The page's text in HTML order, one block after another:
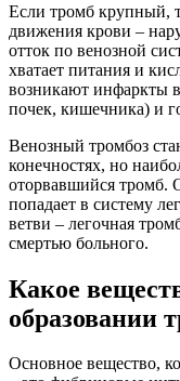
Если тромб крупный,
движения крови –
отток по венозной
хватает питания и
возникают инфаркты
почек, кишечника) и
Венозный тромбоз
конечностях, но
оторвавшийся тромб.
попадает в систему
ветви – легочная
смертью больного.
Какое
образовании
Основное вещество,